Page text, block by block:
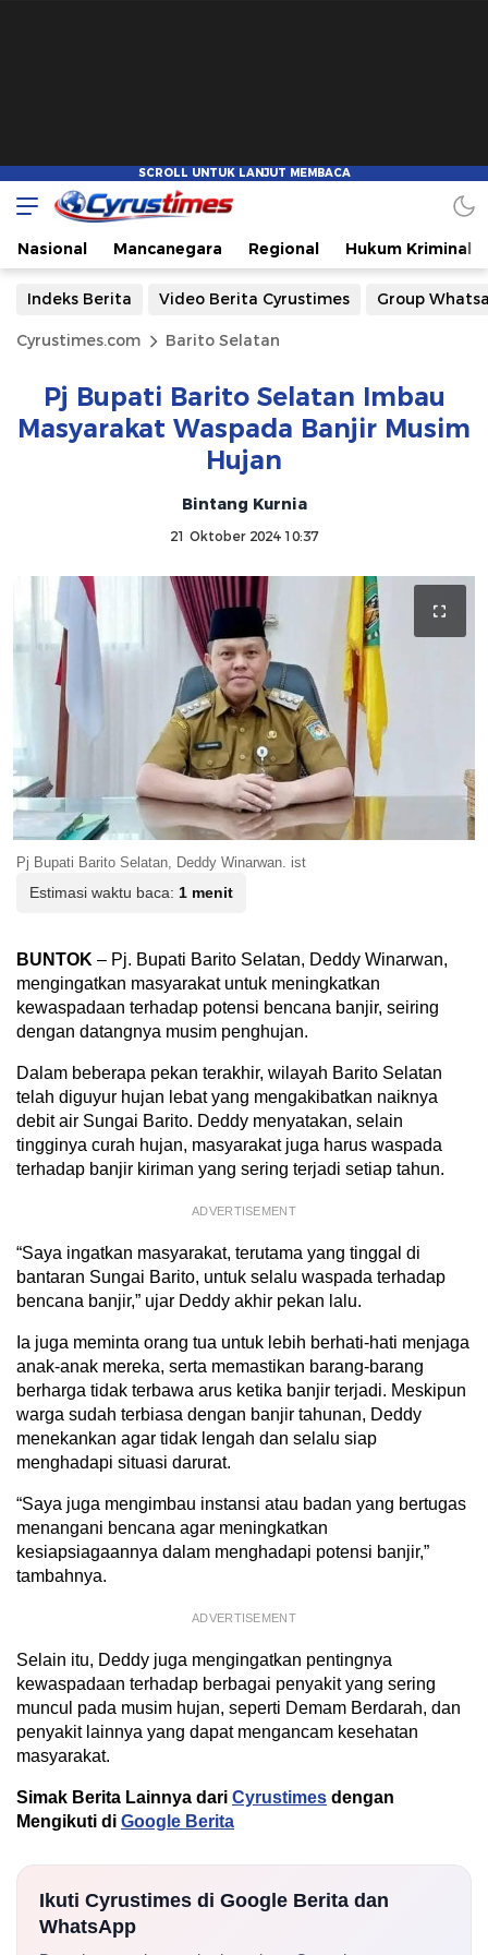
Nasional Mancanegara Regional Hukum Kriminal
Indeks Berita Video Berita Cyrustimes Group
Cyrustimes.com Barito Selatan
Pj Bupati Barito Selatan Imbau
Masyarakat Waspada Banjir Musim
Hujan
Bintang Kurnia
21 Oktober 2024 10:37
Pj Bupati Barito Selatan, Deddy Winarwan. ist
Estimasi waktu baca: 1 menit
BUNTOK – Pj. Bupati Barito Selatan, Deddy Winarwan,
mengingatkan masyarakat untuk meningkatkan
kewaspadaan terhadap potensi bencana banjir, seiring
dengan datangnya musim penghujan.
Dalam beberapa pekan terakhir, wilayah Barito Selatan
telah diguyur hujan lebat yang mengakibatkan naiknya
debit air Sungai Barito. Deddy menyatakan, selain
tingginya curah hujan, masyarakat juga harus waspada
terhadap banjir kiriman yang sering terjadi setiap tahun.
ADVERTISEMENT
“Saya ingatkan masyarakat, terutama yang tinggal di
bantaran Sungai Barito, untuk selalu waspada terhadap
bencana banjir,” ujar Deddy akhir pekan lalu.
Ia juga meminta orang tua untuk lebih berhati-hati menjaga
anak-anak mereka, serta memastikan barang-barang
berharga tidak terbawa arus ketika banjir terjadi. Meskipun
warga sudah terbiasa dengan banjir tahunan, Deddy
menekankan agar tidak lengah dan selalu siap
menghadapi situasi darurat.
“Saya juga mengimbau instansi atau badan yang bertugas
menangani bencana agar meningkatkan
kesiapsiagaannya dalam menghadapi potensi banjir,”
tambahnya.
ADVERTISEMENT
Selain itu, Deddy juga mengingatkan pentingnya
kewaspadaan terhadap berbagai penyakit yang sering
muncul pada musim hujan, seperti Demam Berdarah, dan
penyakit lainnya yang dapat mengancam kesehatan
masyarakat.
Simak Berita Lainnya dari Cyrustimes dengan
Mengikuti di Google Berita
Ikuti Cyrustimes di Google Berita dan
WhatsApp